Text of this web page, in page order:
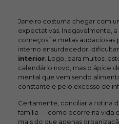
Janeiro costuma chegar com
expectativas. Inegavelmente, a
começos” e metas audaciosas
interno ensurdecedor,
interior. Logo, para muitos,
calendário novo, mas o ápice
mental que vem sendo
constante e pelo excesso de
Certamente, conciliar a rotina
família — como ocorre na vida
mais do que apenas